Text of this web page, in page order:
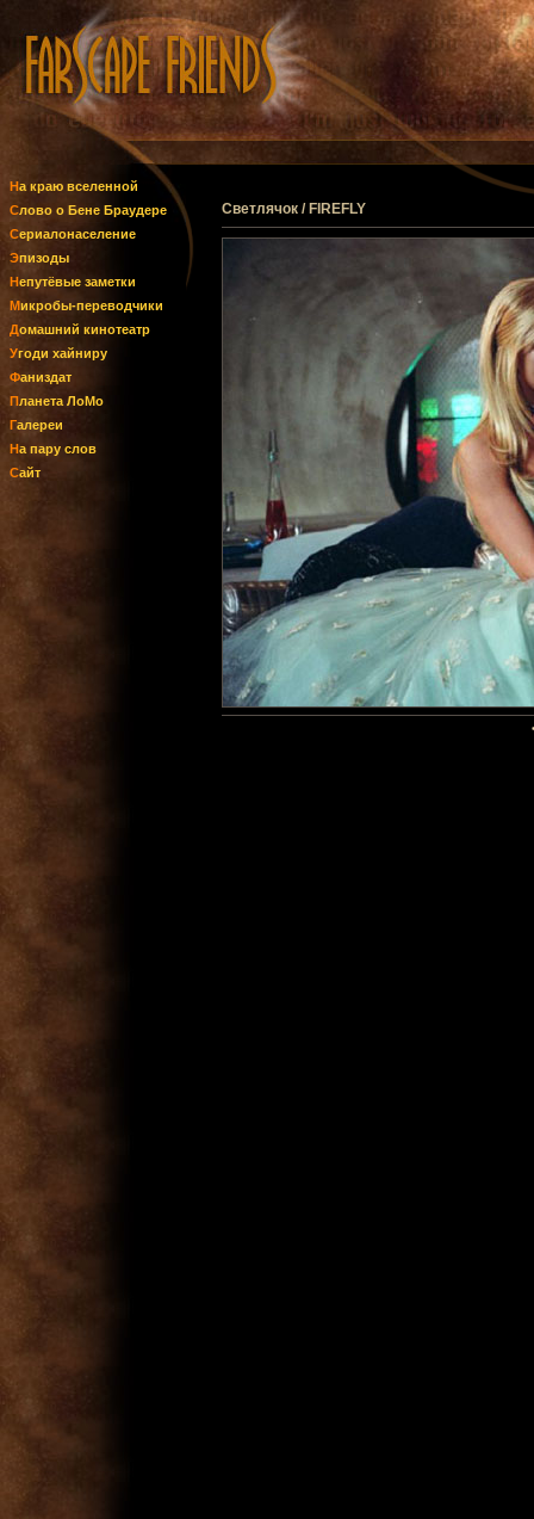
На краю вселенной
Слово о Бене Браудере
Сериалонаселение
Эпизоды
Непутёвые заметки
Микробы-переводчики
Домашний кинотеатр
Угоди хайниру
Фаниздат
Планета ЛоМо
Галереи
На пару слов
Сайт
Светлячок / FIREFLY